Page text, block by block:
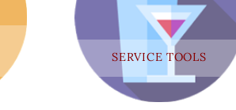
SERVICE TOOLS